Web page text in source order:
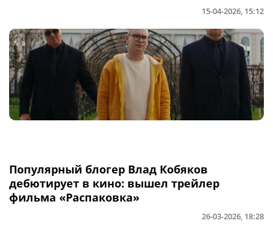
15-04-2026, 15:12
Популярный блогер Влад Кобяков
дебютирует в кино: вышел трейлер
фильма «Распаковка»
26-03-2026, 18:28